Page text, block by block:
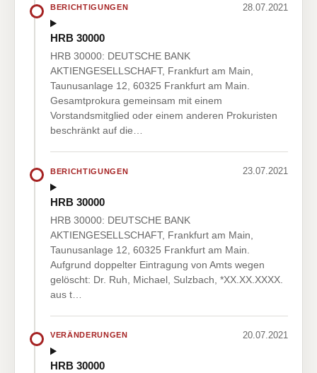
BERICHTIGUNGEN 28.07.2021
HRB 30000
HRB 30000: DEUTSCHE BANK
AKTIENGESELLSCHAFT, Frankfurt am Main,
Taunusanlage 12, 60325 Frankfurt am Main.
Gesamtprokura gemeinsam mit einem
Vorstandsmitglied oder einem anderen Prokuristen
beschränkt auf die…
BERICHTIGUNGEN 23.07.2021
HRB 30000
HRB 30000: DEUTSCHE BANK
AKTIENGESELLSCHAFT, Frankfurt am Main,
Taunusanlage 12, 60325 Frankfurt am Main.
Aufgrund doppelter Eintragung von Amts wegen
gelöscht: Dr. Ruh, Michael, Sulzbach, *XX.XX.XXXX.
aus t…
VERÄNDERUNGEN 20.07.2021
HRB 30000